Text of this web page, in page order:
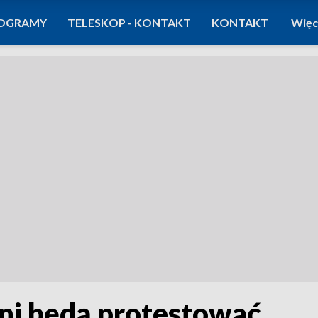
TELESKOP - KONTAKT KONTAKT